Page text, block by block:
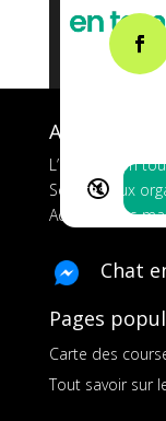
🔇
A propos de
L’application
Services aux
Ads pour les
Chat
Pages
Carte des
Tout savoir sur